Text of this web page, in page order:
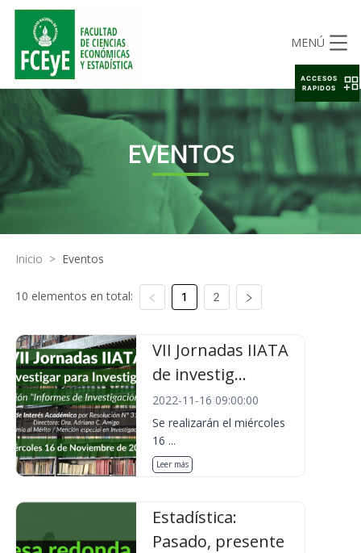
MENÚ
EVENTOS
Inicio > Eventos
10 elementos en total: 1 2
VII Jornadas IIATA
de investig...
2022-11-16 09:00:00
Se realizarán el miércoles
16 ...
Leer más
Estadística:
Pasado, presente
ACCESOS
RAPIDOS